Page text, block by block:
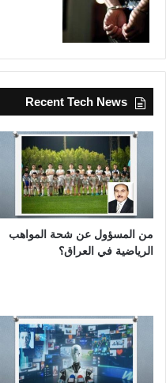
Recent Tech News
من المسؤول عن شحة المواهب
الرياضية في العراق؟